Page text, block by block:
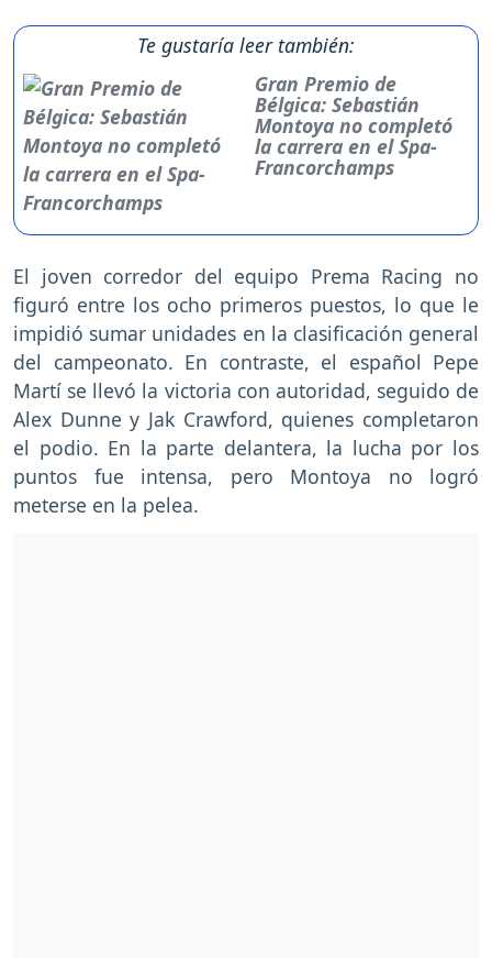
Te gustaría leer también:
Gran Premio de
Bélgica: Sebastián
Montoya no completó
la carrera en el Spa-
Francorchamps
El joven corredor del equipo Prema Racing no
figuró entre los ocho primeros puestos, lo que le
impidió sumar unidades en la clasificación general
del campeonato. En contraste, el español Pepe
Martí se llevó la victoria con autoridad, seguido de
Alex Dunne y Jak Crawford, quienes completaron
el podio. En la parte delantera, la lucha por los
puntos fue intensa, pero Montoya no logró
meterse en la pelea.